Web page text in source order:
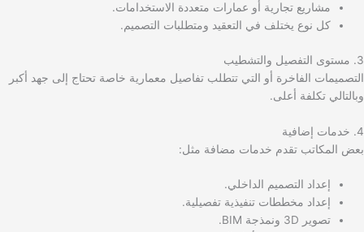
مشاريع تجارية أو عمارات متعددة الاستخدامات.
كل نوع يختلف في التعقيد ومتطلبات التصميم.
3. مستوى التفصيل والتشطيب
التصميمات الفاخرة أو التي تتطلب تفاصيل معمارية خاصة تحتاج إلى جهد أكبر
وبالتالي تكلفة أعلى.
4. خدمات إضافية
بعض المكاتب تقدم خدمات مضافة مثل:
إعداد التصميم الداخلي.
إعداد مخططات تنفيذية تفصيلية.
تصوير 3D ونمذجة BIM.